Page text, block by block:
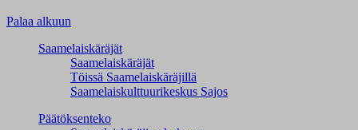
Palaa alkuun
Saamelaiskäräjät
Saamelaiskäräjät
Töissä Saamelaiskäräjillä
Saamelaiskulttuuri­keskus Sajos
Päätöksenteko